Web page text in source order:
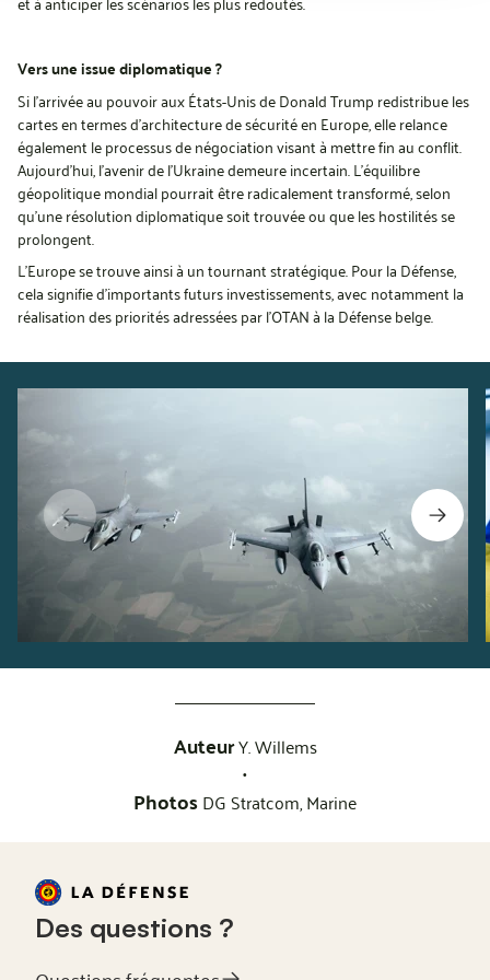
Vers une issue diplomatique ?
Si l’arrivée au pouvoir aux États-Unis de Donald Trump redistribue les
cartes en termes d’architecture de sécurité en Europe, elle relance
également le processus de négociation visant à mettre fin au conflit.
Aujourd’hui, l’avenir de l’Ukraine demeure incertain. L’équilibre
géopolitique mondial pourrait être radicalement transformé, selon
qu’une résolution diplomatique soit trouvée ou que les hostilités se
prolongent.
L’Europe se trouve ainsi à un tournant stratégique. Pour la Défense,
cela signifie d’importants futurs investissements, avec notamment la
réalisation des priorités adressées par l’OTAN à la Défense belge.
AuteurY. Willems
•
PhotosDG Stratcom,Marine
Des questions ?